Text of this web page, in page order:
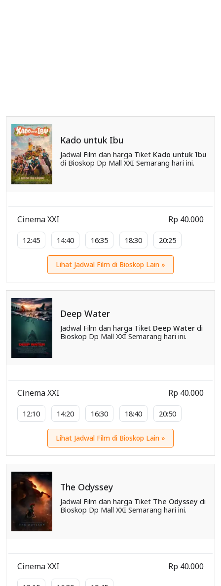
Kado untuk Ibu
Jadwal Film dan harga Tiket Kado untuk Ibu
di Bioskop Dp Mall XXI Semarang hari ini.
Cinema XXI
12:45 14:40 16:35 18:30 20:25
Rp 40.000
Lihat Jadwal Film di Bioskop Lain »
Deep Water
Jadwal Film dan harga Tiket Deep Waterdi
Bioskop Dp Mall XXI Semarang hari ini.
Cinema XXI
12:10 14:20 16:30 18:40 20:50
Rp 40.000
Lihat Jadwal Film di Bioskop Lain »
The Odyssey
Jadwal Film dan harga Tiket The Odysseydi
Bioskop Dp Mall XXI Semarang hari ini.
Cinema XXI Rp 40.000